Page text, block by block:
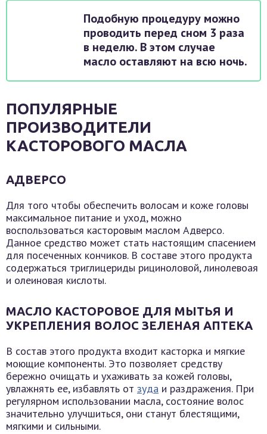
Подобную процедуру можно
проводить перед сном 3 раза
в неделю. В этом случае
масло оставляют на всю ночь.
ПОПУЛЯРНЫЕ
ПРОИЗВОДИТЕЛИ
КАСТОРОВОГО МАСЛА
АДВЕРСО
Для того чтобы обеспечить волосам и коже головы
максимальное питание и уход, можно
воспользоваться касторовым маслом Адверсо.
Данное средство может стать настоящим спасением
для посеченных кончиков. В составе этого продукта
содержаться триглицериды рициноловой, линолевоая
и олеиновая кислоты.
МАСЛО КАСТОРОВОЕ ДЛЯ МЫТЬЯ И
УКРЕПЛЕНИЯ ВОЛОС ЗЕЛЕНАЯ АПТЕКА
В состав этого продукта входит касторка и мягкие
моющие компоненты. Это позволяет средству
бережно очищать и ухаживать за кожей головы,
увлажнять ее, избавлять от зуда и раздражения. При
регулярном использовании масла, состояние волос
значительно улучшиться, они станут блестящими,
мягкими и сильными.